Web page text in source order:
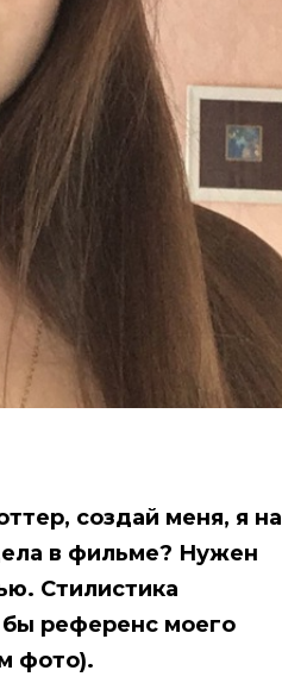
создай меня, я на
в фильме? Нужен
Стилистика
референс моего
фото).